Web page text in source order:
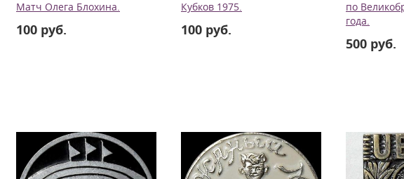
Матч Олега Блохина.
100 руб.
Кубков 1975.
100 руб.
по
года.
500 руб.